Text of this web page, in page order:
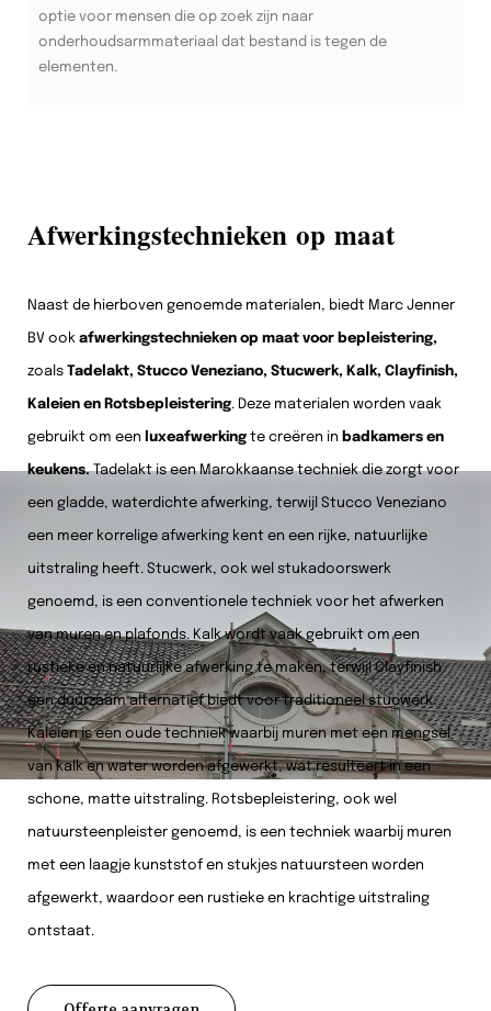
optie voor mensen die op zoek zijn naar
onderhoudsarmmateriaal dat bestand is tegen de
elementen.
Afwerkingstechnieken op maat
Naast de hierboven genoemde materialen, biedt Marc Jenner
BV ook afwerkingstechnieken op maat voor bepleistering,
zoals Tadelakt, Stucco Veneziano, Stucwerk, Kalk, Clayfinish,
Kaleien en Rotsbepleistering. Deze materialen worden vaak
gebruikt om een luxeafwerking te creëren in badkamers en
keukens.Tadelakt is een Marokkaanse techniek die zorgt voor
een gladde, waterdichte afwerking, terwijl Stucco Veneziano
een meer korrelige afwerking kent en een rijke, natuurlijke
uitstraling heeft. Stucwerk, ook wel stukadoorswerk
genoemd, is een conventionele techniek voor het afwerken
van muren en plafonds. Kalk wordt vaak gebruikt om een
rustieke en natuurlijke afwerking te maken, terwijl Clayfinish
een duurzaam alternatief biedt voor traditioneel stucwerk.
Kaleien is een oude techniek waarbij muren met een mengsel
van kalk en water worden afgewerkt, wat resulteert in een
schone, matte uitstraling. Rotsbepleistering, ook wel
natuursteenpleister genoemd, is een techniek waarbij muren
met een laagje kunststof en stukjes natuursteen worden
afgewerkt, waardoor een rustieke en krachtige uitstraling
ontstaat.